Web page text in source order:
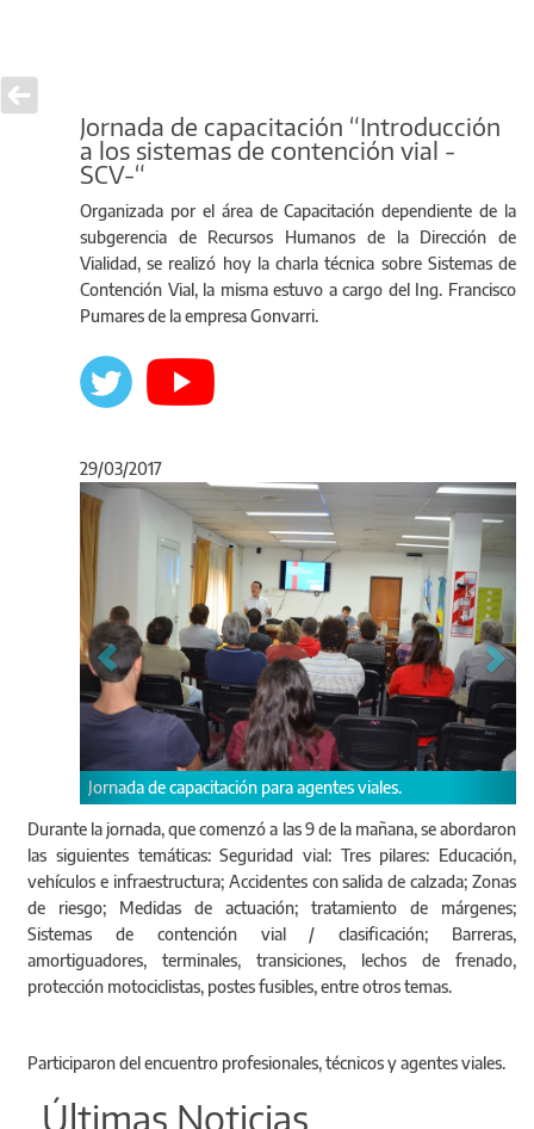
Jornada de capacitación “Introducción
a los sistemas de contención vial -
SCV-“
Organizada por el área de Capacitación dependiente de la
subgerencia de Recursos Humanos de la Dirección de
Vialidad, se realizó hoy la charla técnica sobre Sistemas de
Contención Vial, la misma estuvo a cargo del Ing. Francisco
Pumares de la empresa Gonvarri.
29/03/2017
capacitación para agentes viales. Jornada de
Anterior
Durante la jornada, que comenzó a las 9 de la mañana, se abordaron
las siguientes temáticas: Seguridad vial: Tres pilares: Educación,
vehículos e infraestructura; Accidentes con salida de calzada; Zonas
de riesgo; Medidas de actuación; tratamiento de márgenes;
Sistemas de contención vial / clasificación; Barreras,
amortiguadores, terminales, transiciones, lechos de frenado,
protección motociclistas, postes fusibles, entre otros temas.
Participaron del encuentro profesionales, técnicos y agentes viales.
Últimas Noticias